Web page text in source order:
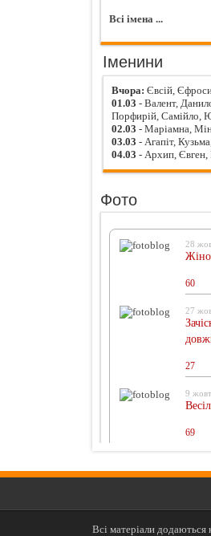
Всі імена ...
Іменини
Вчора: Євсій,
01.03 - Валент,
Порфирій, Самійло,
02.03 - Маріамна,
03.03 - Агапіт,
04.03 - Архип,
Фото
28
60
27
27
9
69
Всі матеріали додаються